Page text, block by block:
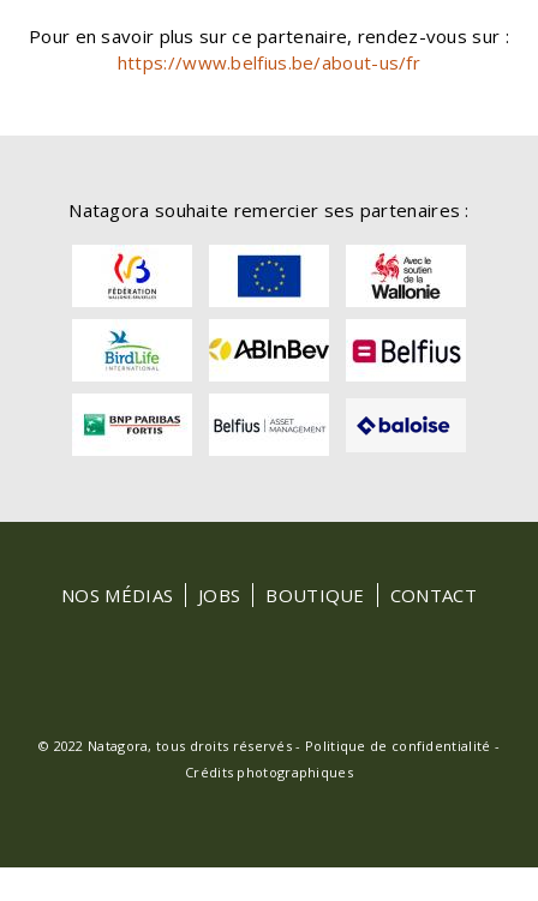
Pour en savoir plus sur ce partenaire, rendez-vous sur :
https://www.belfius.be/about-us/fr
Natagora souhaite remercier ses partenaires :
FOOTER
MENU
NOS MÉDIAS JOBS BOUTIQUE CONTACT
© 2022 Natagora, tous droits réservés - Politique de confidentialité -
Crédits photographiques